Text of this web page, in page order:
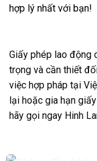
hợp lý nhất với bạn!
Giấy phép lao động
trọng và cần thiết
việc hợp pháp tại
lại hoặc gia hạn
hãy gọi ngay Hinh